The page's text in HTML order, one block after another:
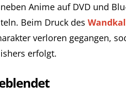
Anime auf DVD und
Beim Druck des
verloren gegangen,
erfolgt.